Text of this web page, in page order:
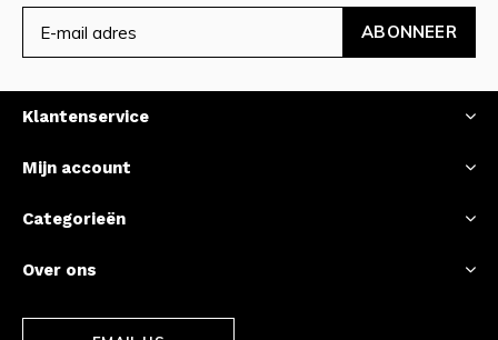
ABONNEER
Klantenservice
Mijn account
Categorieën
Over ons